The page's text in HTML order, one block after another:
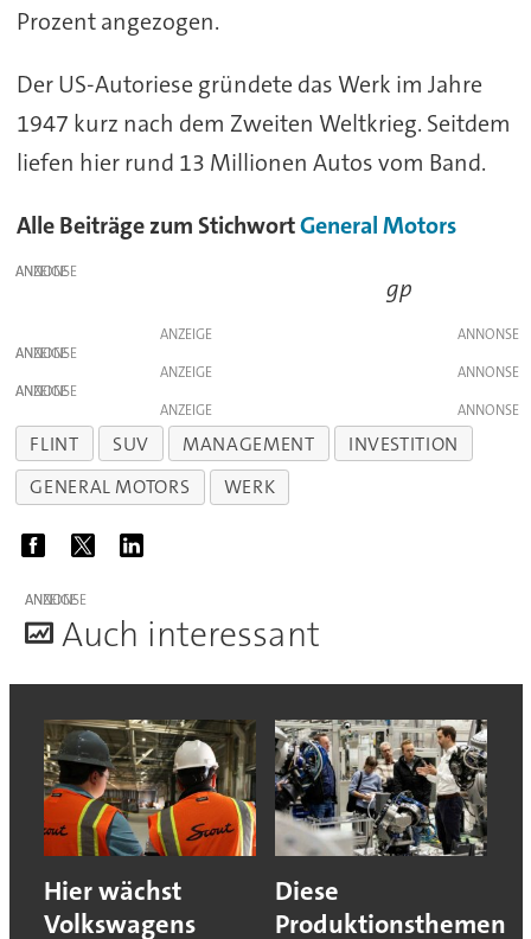
Prozent angezogen.
Der US-Autoriese gründete das Werk im Jahre
1947 kurz nach dem Zweiten Weltkrieg. Seitdem
liefen hier rund 13 Millionen Autos vom Band.
Alle Beiträge zum StichwortGeneral Motors
ANZEIGE
gp
ANZEIGE
ANZEIGE
ANZEIGE
ANZEIGE
ANZEIGE
FLINT SUV MANAGEMENT
INVESTITION
GENERAL MOTORS
WERK
ANZEIGE
Auch interessant
Hier wächst
Volkswagens
Diese
Produktionsthemen